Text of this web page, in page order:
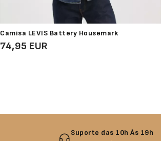
Camisa LEVIS Battery Housemark
74,95 EUR
Suporte das 10h Às 19h